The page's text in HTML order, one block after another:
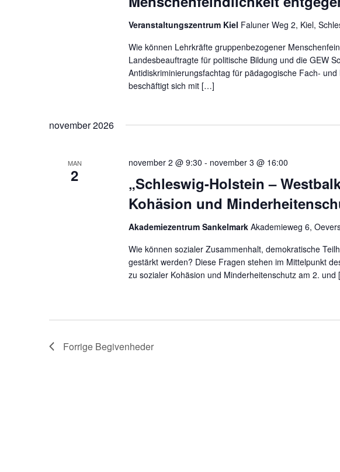
Veranstaltungszentrum Kiel Faluner Weg 2, Kiel,
Wie können Lehrkräfte gruppenbezogener
Landesbeauftragte für politische Bildung und die GEW
Antidiskriminierungsfachtag für pädagogische Fach-
beschäftigt sich mit […]
november 2026
MAN
2
„Schleswig-Holstein –
Kohäsion und
november 2 @ 9:30 - november 3 @ 16:00
Akademiezentrum Sankelmark Akademieweg 6,
Wie können sozialer Zusammenhalt, demokratische
gestärkt werden? Diese Fragen stehen im Mittelpunkt
zu sozialer Kohäsion und Minderheitenschutz am 2.
Forrige Begivenheder